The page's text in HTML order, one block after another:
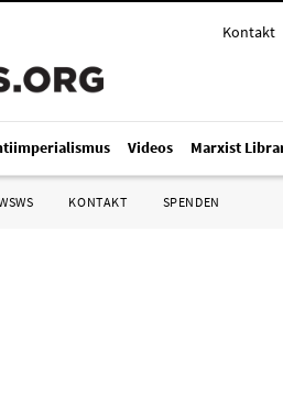
Kontakt
Videos Marxist
KONTAKT SPENDEN